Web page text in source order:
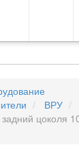
ВРУ
цоколя